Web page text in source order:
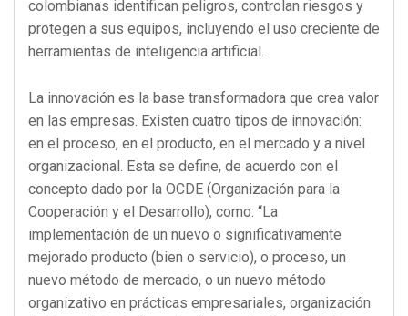
colombianas identifican peligros, controlan riesgos y
protegen a sus equipos, incluyendo el uso creciente de
herramientas de inteligencia artificial.
La innovación es la base transformadora que crea valor
en las empresas. Existen cuatro tipos de innovación:
en el proceso, en el producto, en el mercado y a nivel
organizacional. Esta se define, de acuerdo con el
concepto dado por la OCDE (Organización para la
Cooperación y el Desarrollo), como: “La
implementación de un nuevo o significativamente
mejorado producto (bien o servicio), o proceso, un
nuevo método de mercado, o un nuevo método
organizativo en prácticas empresariales, organización